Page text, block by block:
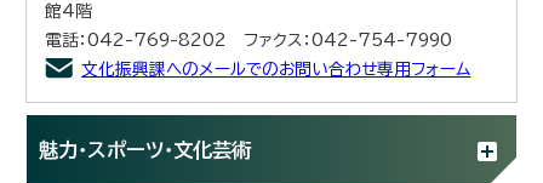
館4階
電話：042-769-8202 ファクス：042-754-7990
文化振興課へのメールでのお問い合わせ専用フォーム
魅力・スポーツ・文化芸術